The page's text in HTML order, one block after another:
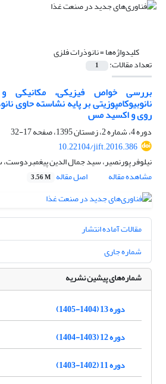
کلیدواژه‌ها =نانوذرات فلزی
تعداد مقالات: 1
بررسی خواص فیزیکی، مکانیکی
نانوبیوکامپوزیتی بر پایه نشاسته حاوی
روی و اکسید مس
دوره 4، شماره 2، زمستان 1395، صفحه
17-32
10.22104/jift.2016.386
نیلوفر پورنصیر، سید جمال الدین
مشاهده مقاله
اصل مقاله 3.56 M
مقالات آماده انتشار
شماره جاری
شماره‌های پیشین نشریه
دوره 13 (1404-1405)
دوره 12 (1403-1404)
دوره 11 (1402-1403)